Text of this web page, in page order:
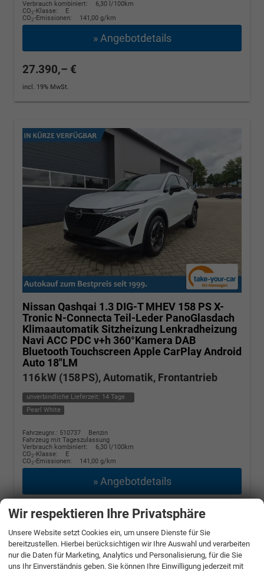
Verbrauch kombiniert:
6,30 l/100km
CO2-Klasse:
E
CO2-Emissionen: 141,00 g/km
» Angebotdetails
27.390,– €
incl. 19% MwSt.
Nissan Qashqai 1.3 DIG-T MHEV 158 PS X-
Tronic N-Connecta Teil-Leder PanoGlasdach
Klimaautomatik Sitzheizung Lenkradheizung
Navi ACC PDC v+h 360°Kamera DAB
Bluetooth Touchscreen Apple CarPlay Android
Auto 18"LM
116 kW (158 PS), Automatik, Frontantrieb
unverbindliche Lieferzeit: 14 Tage
Pearl White
Fahrzeugnr.: 510737
Benzin
Fahrzeug mit Tageszulassung
Verbrauch kombiniert:
6,30 l/100km
CO2-Klasse:
E
CO2-Emissionen: 141,00 g/km
» Angebotdetails
27.390,– €
incl. 19% MwSt.
Wir respektieren Ihre Privatsphäre
Unsere Website setzt Cookies ein, um unsere Dienste für Sie
bereitzustellen. Hierbei berücksichtigen wir Ihre Auswahl und verarbeiten
nur die Daten für Marketing, Analytics und Personalisierung, für die Sie
uns Ihr Einverständnis geben. Sie können Ihre Einwilligung jederzeit mit